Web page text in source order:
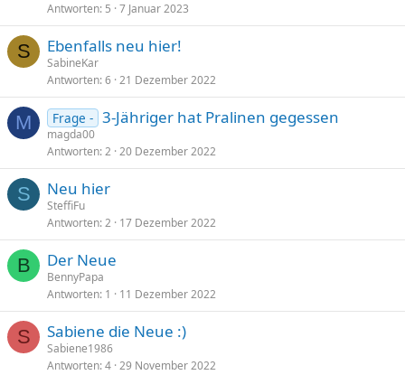
Antworten 5 7 Januar 2023
S Ebenfalls neu hier!
SabineKar
Antworten 6 21 Dezember 2022
M Frage - 3-Jähriger hat Pralinen gegessen
magda00
Antworten 2 20 Dezember 2022
S Neu hier
SteffiFu
Antworten 2 17 Dezember 2022
B Der Neue
BennyPapa
Antworten 1 11 Dezember 2022
S Sabiene die Neue :)
Sabiene1986
Antworten 4 29 November 2022